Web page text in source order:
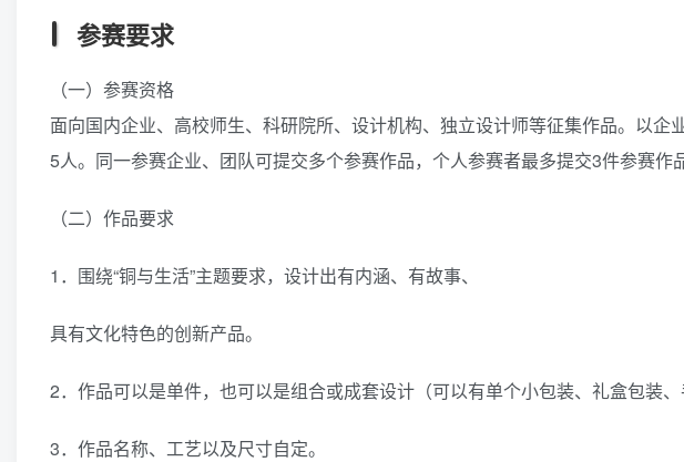
参赛要求
（一）参赛资格
面向国内企业、高校师生、科研院所、设计机构、独立设计师等征集作品。以
5人。同一参赛企业、团队可提交多个参赛作品，个人参赛者最多提交3件参赛作
（二）作品要求
1．围绕“铜与生活”主题要求，设计出有内涵、有故事、
具有文化特色的创新产品。
2．作品可以是单件，也可以是组合或成套设计（可以有单个小包装、礼盒包装、
3．作品名称、工艺以及尺寸自定。